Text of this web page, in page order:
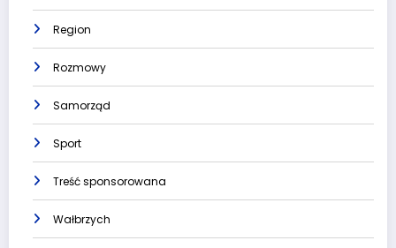
Region
Rozmowy
Samorząd
Sport
Treść sponsorowana
Wałbrzych